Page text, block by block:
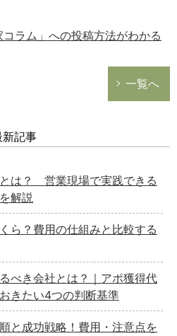
コラム」への投稿方法がわかる
一覧へ
記事
は？ 営業現場で実践できる
解説
ら？費用の仕組みと比較する
べき会社とは？｜アポ獲得代
きたい4つの判断基準
と成功戦略！費用・注意点を